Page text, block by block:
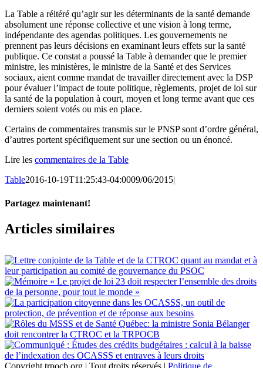
La Table a réitéré qu’agir sur les déterminants de la santé demande
absolument une réponse collective et une vision à long terme,
indépendante des agendas politiques. Les gouvernements ne
prennent pas leurs décisions en examinant leurs effets sur la santé
publique. Ce constat a poussé la Table à demander que le premier
ministre, les ministères, le ministre de la Santé et des Services
sociaux, aient comme mandat de travailler directement avec la DSP
pour évaluer l’impact de toute politique, règlements, projet de loi sur
la santé de la population à court, moyen et long terme avant que ces
derniers soient votés ou mis en place.
Certains de commentaires transmis sur le PNSP sont d’ordre général,
d’autres portent spécifiquement sur une section ou un énoncé.
Lire les commentaires de la Table
Table2016-10-19T11:25:43-04:0009/06/2015|
Partagez maintenant!
Facebook
X
Email
Articles similaires
Copyright trpocb.org | Tout droits réservés | Politique de